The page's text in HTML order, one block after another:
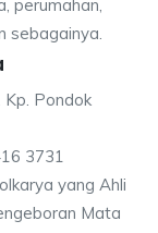
perumahan,
sebagainya.
Kp. Pondok
3731
yang Ahli
Mata